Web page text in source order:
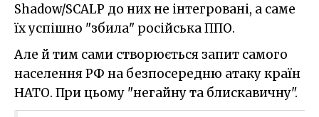
Shadow/SCALP до них не інтегровані, а саме
їх успішно "збила" російська ППО.
Але й тим сами створюється запит самого
населення РФ на безпосередню атаку країн
НАТО. При цьому "негайну та блискавичну".